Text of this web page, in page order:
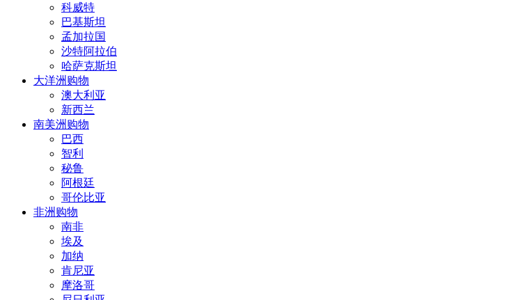
科威特
巴基斯坦
孟加拉国
沙特阿拉伯
哈萨克斯坦
大洋洲购物
澳大利亚
新西兰
南美洲购物
巴西
智利
秘鲁
阿根廷
哥伦比亚
非洲购物
南非
埃及
加纳
肯尼亚
摩洛哥